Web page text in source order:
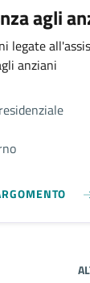
agli
legate
anziani